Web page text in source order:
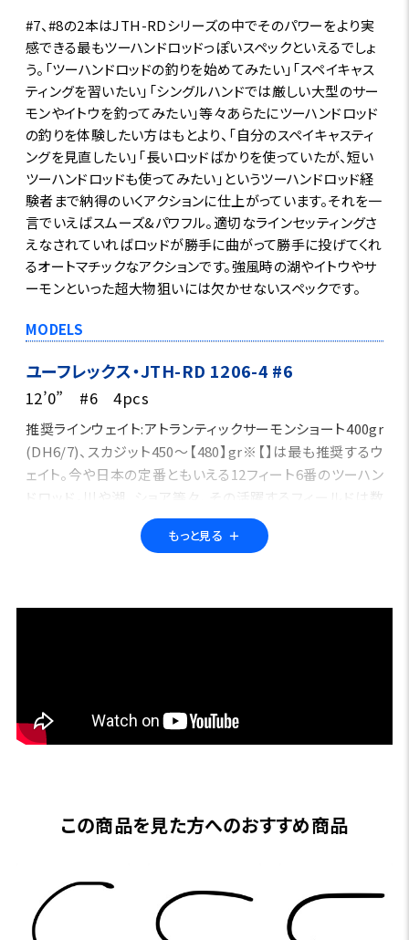
#7、#8の2本はJTH-RDシリーズの中でそのパワーをより実
感できる最もツーハンドロッドっぽいスペックといえるでしょ
う。「ツーハンドロッドの釣りを始めてみたい」「スペイキャス
ティングを習いたい」「シングルハンドでは厳しい大型のサー
モンやイトウを釣ってみたい」等々あらたにツーハンドロッド
の釣りを体験したい方はもとより、「自分のスペイキャスティ
ングを見直したい」「長いロッドばかりを使っていたが、短い
ツーハンドロッドも使ってみたい」というツーハンドロッド経
験者まで納得のいくアクションに仕上がっています。それを一
言でいえばスムーズ&パワフル。適切なラインセッティングさ
えなされていればロッドが勝手に曲がって勝手に投げてくれ
るオートマチックなアクションです。強風時の湖やイトウやサ
ーモンといった超大物狙いには欠かせないスペックです。
MODELS
ユーフレックス・JTH-RD 1206-4 #6
12’0” #6 4pcs
推奨ラインウェイト:アトランティックサーモンショート400gr
(DH6/7)、スカジット450～【480】gr※【】は最も推奨するウ
ェイト。今や日本の定番ともいえる12フィート6番のツーハン
ドロッド。川や湖、ショア等々、その活躍するフィールドは数
多くあります。フローティングラインを使ったドライフライの
釣りからシンキングラインを使った本流の釣りまでラインシ
(DH7/8)、スカジット480～【510】gr※【】は最も推奨するウ
ェイト。#7は今もツーハンドロッドの世界的な定番といえま
ツーハンドロッドの釣りを始めようという方にもお勧めの一
ユーフレックス・JTH-RD 1308-4 #8
もっと見る ＋
この商品を見た方へのおすすめ商品